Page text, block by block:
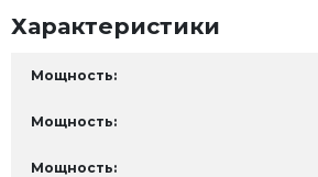
Характеристики
Мощность:
Мощность:
Мощность: